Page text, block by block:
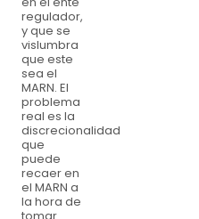
regulador,
y que se
vislumbra
que este
sea el
MARN. El
problema
real es la
discrecionalidad
que
puede
recaer en
el MARN a
la hora de